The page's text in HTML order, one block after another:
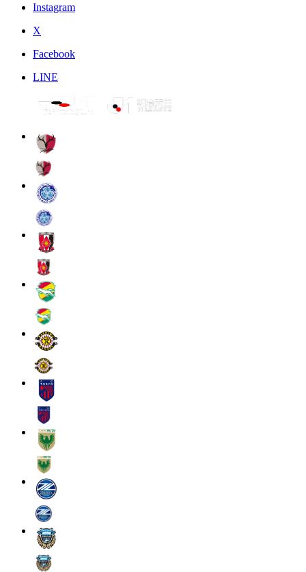
Instagram
X
Facebook
LINE